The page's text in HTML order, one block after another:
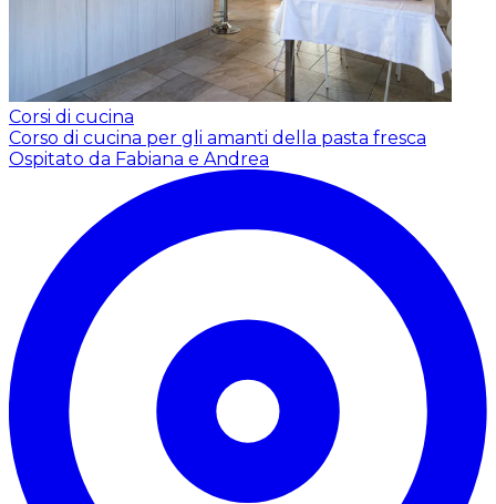
Corsi di cucina
Corso di cucina per gli amanti della pasta fresca
Ospitato da Fabiana e Andrea